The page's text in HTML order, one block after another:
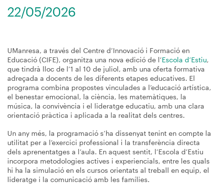
22/05/2026
UManresa, a través del Centre d’Innovació i Formació en
Educació (CIFE), organitza una nova edició de l’Escola d’Estiu,
que tindrà lloc de l’1 al 10 de juliol, amb una oferta formativa
adreçada a docents de les diferents etapes educatives. El
programa combina propostes vinculades a l’educació artística,
el benestar emocional, la ciència, les matemàtiques, la
música, la convivència i el lideratge educatiu, amb una clara
orientació pràctica i aplicada a la realitat dels centres.
Un any més, la programació s’ha dissenyat tenint en compte la
utilitat per a l’exercici professional i la transferència directa
dels aprenentatges a l’aula. En aquest sentit, l’Escola d’Estiu
incorpora metodologies actives i experiencials, entre les quals
hi ha la simulació en els cursos orientats al treball en equip, el
lideratge i la comunicació amb les famílies.